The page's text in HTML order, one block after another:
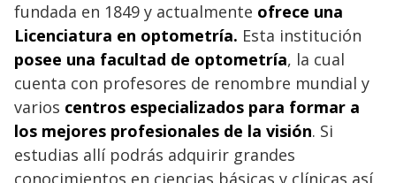
fundada en 1849 y actualmente ofrece una
Licenciatura en optometría. Esta institución
posee una facultad de optometría, la cual
cuenta con profesores de renombre mundial y
varios centros especializados para formar a
los mejores profesionales de la visión. Si
estudias allí podrás adquirir grandes